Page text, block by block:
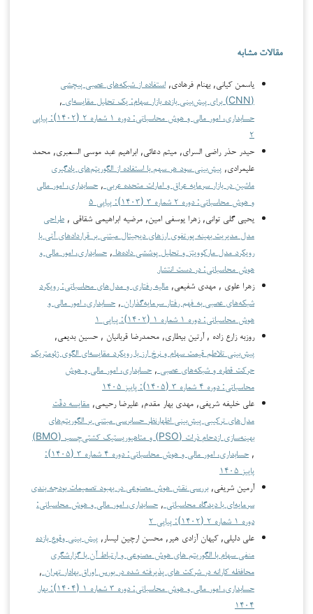
مقالات مشابه
یاسمن کیانی, بهنام فرهادی, استفاده از شبکه‌های عصبی پیچشی
(CNN) برای پیش‌بینی بازده بازار سهام: یک تحلیل مقایسه‌ای
,
حسابداری، امور مالی و هوش محاسباتی: دوره ۱ شماره ۲ (۱۴۰۲): پیاپی
۲
حیدر حذر راضی السرای, میثم دعائی, ابراهیم عبد موسی السعبرى, محمد
علیمرادی, پیش‌بینی سود هر سهم با استفاده از الگوریتم‌های یادگیری
ماشین در بازار سرمایه عراق و امارات متحده عربی , حسابداری، امور مالی
و هوش محاسباتی: دوره ۲ شماره ۳ (۱۴۰۳): پیاپی ۵
یحیی گلی توانی, زهرا یوسفی امین, مرضیه ابراهیمی شقاقی , طراحی
مدل مدیریت بهینه پورتفوی ارزهای دیجیتال مبتنی بر قراردادهای آتی با
رویکرد مدل مارکوویتز و تحلیل پوششی داده‌ها , حسابداری، امور مالی و
هوش محاسباتی: در دست انتشار
زهرا علوی , مهدی شفیعی, مالیه رفتاری و مدل‌های محاسباتی: رویکرد
شبکه‌های عصبی به فهم رفتار سرمایه‌گذاران , حسابداری، امور مالی و
هوش محاسباتی: دوره ۱ شماره ۱ (۱۴۰۲): پیاپی ۱
روزبه زارع زاده , آرتین بیطاری, محمدرضا قربانیان , حسین بدیعی,
پیش‌بینی تلاطم قیمت سهام و نرخ ارز با رویکرد مقایسه‌ای الگوی ژئومتریک
حرکت قطره و شبکه‌های عصبی , حسابداری، امور مالی و هوش
محاسباتی: دوره ۴ شماره ۳ (۱۴۰۵): پاییز ۱۴۰۵
علی خلیفه شریفی, مهدی بهار مقدم, علیرضا رحیمی, مقایسه دقّت
مدل‌های ترکیبی پیش‌بینی اظهارنظر حسابرسی مبتنی بر الگوریتم‌های
بهینه‌سازی ازدحام ذرات (PSO) و متاهیوریستیک کشتی‌چسب (BMO)
,
حسابداری، امور مالی و هوش محاسباتی: دوره ۴ شماره ۳ (۱۴۰۵):
پاییز ۱۴۰۵
آرمین شریفی,بررسی نقش هوش مصنوعی در بهبود تصمیمات بودجه بندی
سرمایه‌ای با دیدگاه محاسباتی , حسابداری، امور مالی و هوش محاسباتی:
دوره ۱ شماره ۲ (۱۴۰۲): پیاپی ۲
علی دلیلی, کیهان آزادی هیر, محسن ارچین لیسار, پیش بینی وقوع بازده
منفی سهام با الگوریتم های هوش مصنوعی و ارتباط آن با گزارشگری
محافظه کارانه در شرکت های پذیرفته شده در بورس اوراق بهادار تهران ,
حسابداری، امور مالی و هوش محاسباتی: دوره ۳ شماره ۱ (۱۴۰۴): بهار
۱۴۰۴